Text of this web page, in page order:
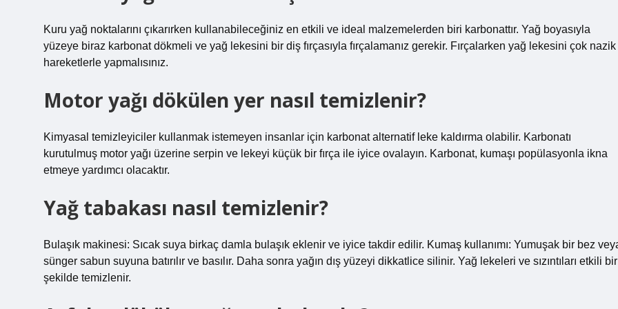
Kuru yağ noktalarını çıkarırken kullanabileceğiniz en etkili ve ideal malzemelerden biri karbonattır. Yağ boyasıyla
yüzeye biraz karbonat dökmeli ve yağ lekesini bir diş fırçasıyla fırçalamanız gerekir. Fırçalarken yağ lekesini çok nazik
hareketlerle yapmalısınız.
Motor yağı dökülen yer nasıl temizlenir?
Kimyasal temizleyiciler kullanmak istemeyen insanlar için karbonat alternatif leke kaldırma olabilir. Karbonatı
kurutulmuş motor yağı üzerine serpin ve lekeyi küçük bir fırça ile iyice ovalayın. Karbonat, kumaşı popülasyonla ikna
etmeye yardımcı olacaktır.
Yağ tabakası nasıl temizlenir?
Bulaşık makinesi: Sıcak suya birkaç damla bulaşık eklenir ve iyice takdir edilir. Kumaş kullanımı: Yumuşak bir bez
sünger sabun suyuna batırılır ve basılır. Daha sonra yağın dış yüzeyi dikkatlice silinir. Yağ lekeleri ve sızıntıları etkili bir
şekilde temizlenir.